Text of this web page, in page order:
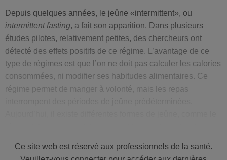
Depuis quelques années, le jeûne «intermittent», ou
intermittent fasting, a fait son apparition. Dans plusieurs
études pilotes, relativement petites, des chercheurs ont
détecté des effets positifs de ce régime. L’avantage de ce
type de régimes est que l’on ne doit pas calculer les calories
consommées, ni modifier ses habitudes alimentaires. Ce
régime permet de manger à volonté, mais les repas
Ce site web est réservé aux professionnels de la santé.